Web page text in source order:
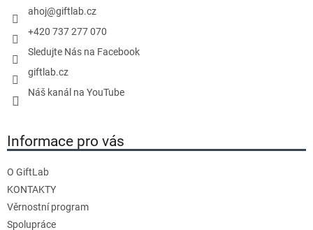
ahoj@giftlab.cz
+420 737 277 070
Sledujte Nás na Facebook
giftlab.cz
Náš kanál na YouTube
Informace pro vás
O GiftLab
KONTAKTY
Věrnostní program
Spolupráce